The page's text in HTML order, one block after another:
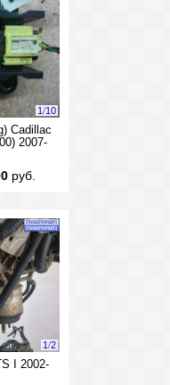
1/10
Cadillac
2007-
руб.
1/2
I 2002-